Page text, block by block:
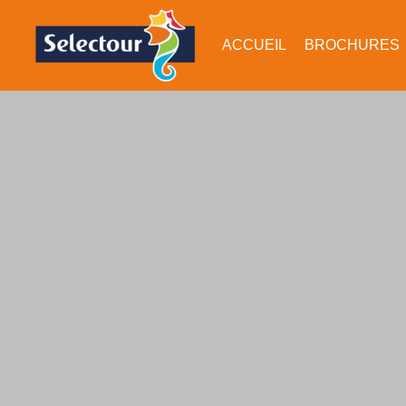
ACCUEIL BROCHURES